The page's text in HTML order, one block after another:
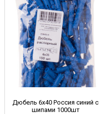
Дюбель 6х40 Россия синий с
шипами 1000шт